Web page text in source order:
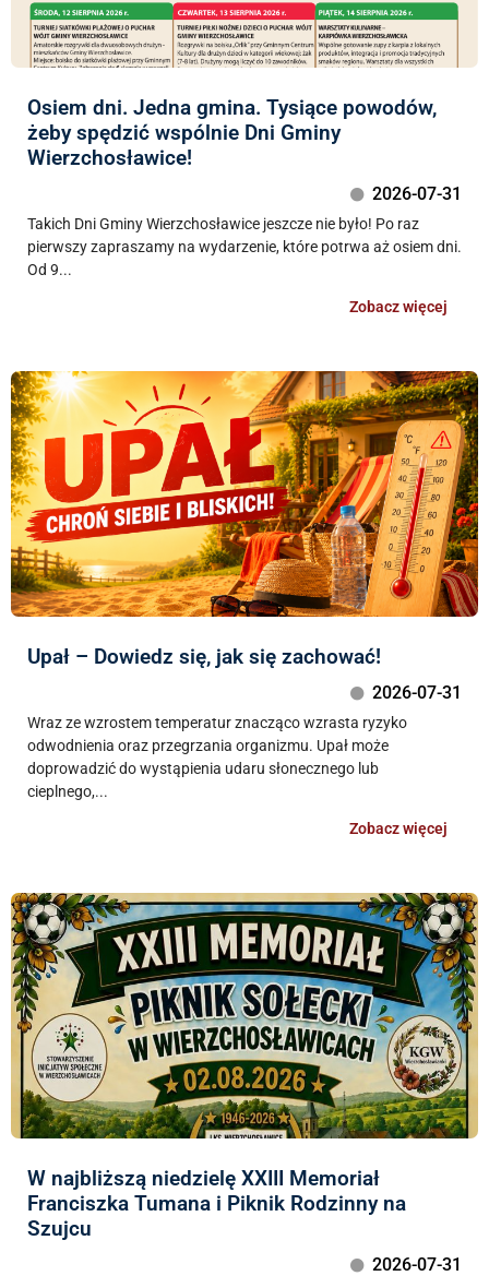
Osiem dni. Jedna gmina. Tysiące powodów,
żeby spędzić wspólnie Dni Gminy
Wierzchosławice!
2026-07-31
Takich Dni Gminy Wierzchosławice jeszcze nie było! Po raz
pierwszy zapraszamy na wydarzenie, które potrwa aż osiem dni.
Od 9...
Zobacz więcej
Upał – Dowiedz się, jak się zachować!
2026-07-31
Wraz ze wzrostem temperatur znacząco wzrasta ryzyko
odwodnienia oraz przegrzania organizmu. Upał może
doprowadzić do wystąpienia udaru słonecznego lub
cieplnego,...
Zobacz więcej
W najbliższą niedzielę XXIII Memoriał
Franciszka Tumana i Piknik Rodzinny na
Szujcu
2026-07-31